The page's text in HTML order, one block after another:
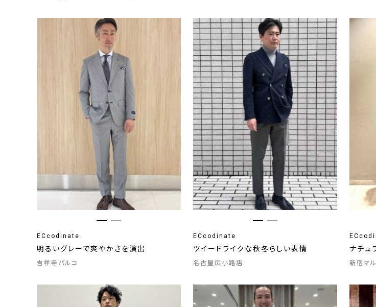
ECcodinate
明るいグレーで爽やかさを演出
吉祥寺パルコ
ECcodinate
ツイードライクな秋冬らしい表情
名古屋広小路店
ナチュ
新宿マ